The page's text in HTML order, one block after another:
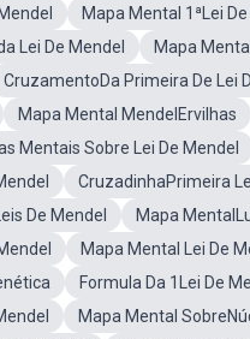
Mapa Mental 1ªLei De
Lei De Mendel
Mapa
CruzamentoDa Primeira De Lei
Mapa Mental MendelErvilhas
Mentais Sobre Lei De Mendel
CruzadinhaPrimeira
De Mendel
Mapa
Mapa Mental Lei De
Formula Da 1Lei De
Mapa Mental